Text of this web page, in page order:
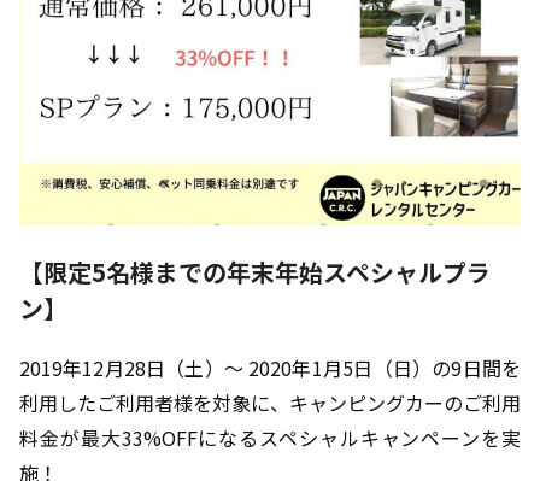
【限定5名様までの年末年始スペシャルプラ
ン】
2019年12月28日（土）～ 2020年1月5日（日）の9日間を
利用したご利用者様を対象に、キャンピングカーのご利用
料金が最大33%OFFになるスペシャルキャンペーンを実
施！